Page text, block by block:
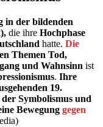
in der bildenden
die ihre Hochphase
hatte. Die
Themen Tod,
und Wahnsinn ist
. Ihre
19.
Symbolismus und
Bewegung gegen